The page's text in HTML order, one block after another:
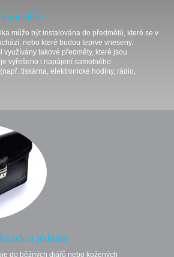
může být instalována do předmětů, které se v
nebo které budou teprve vneseny.
využívány takové předměty, které jsou
vyřešeno i napájení samotného
tiskárna, elektronické hodiny, rádio,
a jednání
do běžných diářů nebo kožených